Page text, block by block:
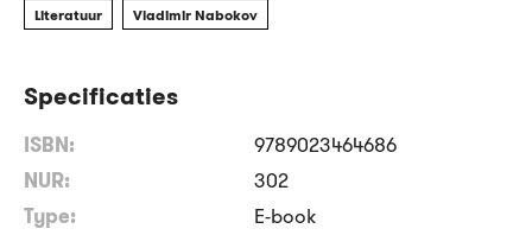
Literatuur Vladimir Nabokov
Specificaties
ISBN:
9789023464686
NUR:
302
Type:
E-book